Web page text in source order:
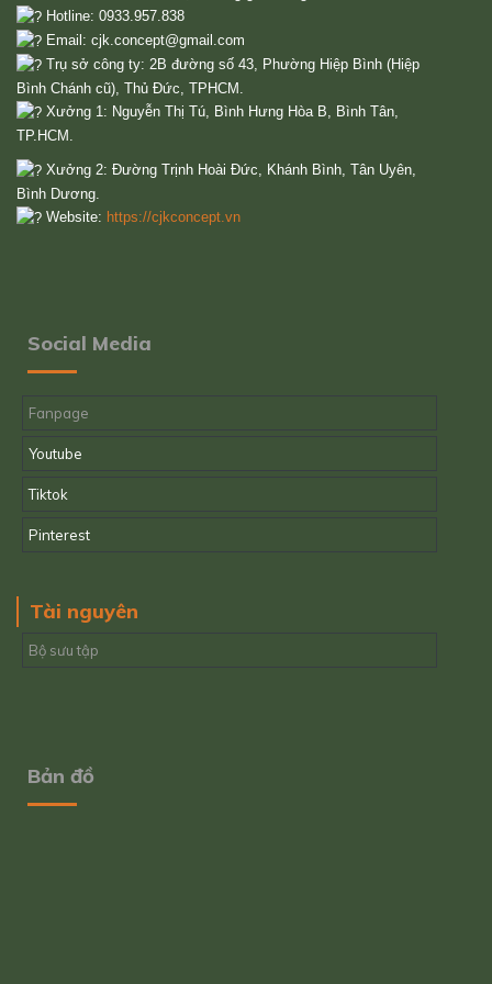
Hotline: 0933.957.838
Email: cjk.concept@gmail.com
Trụ sở công ty: 2B đường số 43, Phường Hiệp Bình (Hiệp
Bình Chánh cũ), Thủ Đức, TPHCM.
Xưởng 1: Nguyễn Thị Tú, Bình Hưng Hòa B, Bình Tân,
TP.HCM.
Xưởng 2: Đường Trịnh Hoài Đức, Khánh Bình, Tân Uyên,
Bình Dương.
Website: https://cjkconcept.vn
Social Media
Fanpage
Youtube
Tiktok
Pinterest
Tài nguyên
Bộ sưu tập
Bản đồ